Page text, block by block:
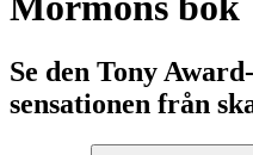
Se den Tony
sensationen från